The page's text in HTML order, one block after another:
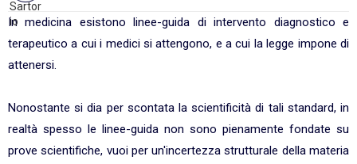
In medicina esistono linee-guida di intervento diagnostico e
terapeutico a cui i medici si attengono, e a cui la legge impone di
attenersi.
Nonostante si dia per scontata la scientificità di tali standard, in
realtà spesso le linee-guida non sono pienamente fondate su
prove scientifiche, vuoi per un'incertezza strutturale della materia